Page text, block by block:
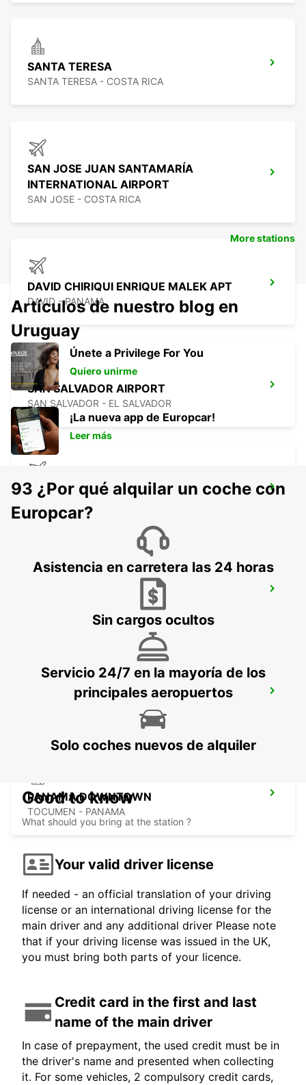
SANTA TERESA
SANTA TERESA - COSTA RICA
SAN JOSE JUAN SANTAMARÍA
INTERNATIONAL AIRPORT
SAN JOSE - COSTA RICA
DAVID CHIRIQUI ENRIQUE MALEK APT
DAVID - PANAMA
SAN SALVADOR AIRPORT
SAN SALVADOR - EL SALVADOR
GUATEMALA AIRPORT
GUATEMALA - GUATEMALA
PANAMA PACIFICO AEROPUERTO
PANAMA ALBROOK AIRPORT
PANAMA DOWNTOWN
TOCUMEN - PANAMA
More stations
Artículos de nuestro blog en
Uruguay
Únete a Privilege For You
Quiero unirme
¡La nueva app de Europcar!
Leer más
93 ¿Por qué alquilar un coche con
Europcar?
Asistencia en carretera las 24 horas
Sin cargos ocultos
Servicio 24/7 en la mayoría de los
principales aeropuertos
Solo coches nuevos de alquiler
Good to know
What should you bring at the station ?
Your valid driver license
If needed - an official translation of your driving
license or an international driving license for the
main driver and any additional driver Please note
that if your driving license was issued in the UK,
you must bring both parts of your licence.
Credit card in the first and last
name of the main driver
In case of prepayment, the used credit must be in
the driver's name and presented when collecting
it. For some vehicles, 2 compulsory credit cards,